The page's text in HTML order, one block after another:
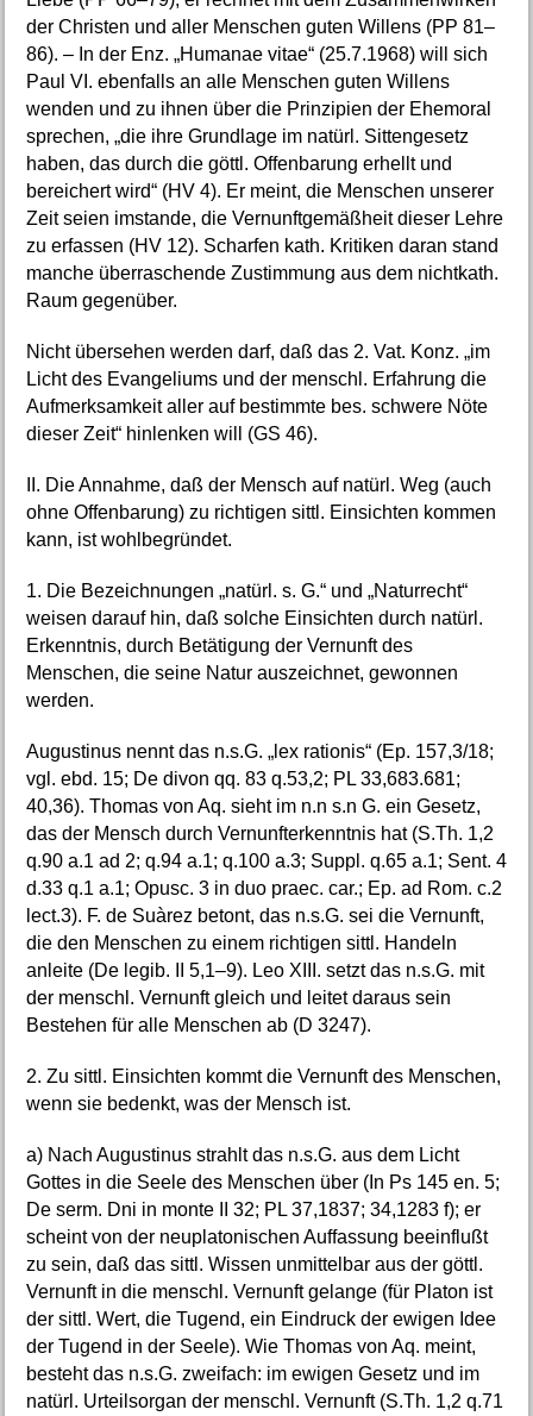
der Christen und aller Menschen guten Willens (PP 81–
86). – In der Enz. „Humanae vitae“ (25.7.1968) will sich
Paul VI. ebenfalls an alle Menschen guten Willens
wenden und zu ihnen über die Prinzipien der Ehemoral
sprechen, „die ihre Grundlage im natürl. Sittengesetz
haben, das durch die göttl. Offenbarung erhellt und
bereichert wird“ (HV 4). Er meint, die Menschen unserer
Zeit seien imstande, die Vernunftgemäßheit dieser Lehre
zu erfassen (HV 12). Scharfen kath. Kritiken daran stand
manche überraschende Zustimmung aus dem nichtkath.
Raum gegenüber.
Nicht übersehen werden darf, daß das 2. Vat. Konz. „im
Licht des Evangeliums und der menschl. Erfahrung die
Aufmerksamkeit aller auf bestimmte bes. schwere Nöte
dieser Zeit“ hinlenken will (GS 46).
II. Die Annahme, daß der Mensch auf natürl. Weg (auch
ohne Offenbarung) zu richtigen sittl. Einsichten kommen
kann, ist wohlbegründet.
1. Die Bezeichnungen „natürl. s. G.“ und „Naturrecht“
weisen darauf hin, daß solche Einsichten durch natürl.
Erkenntnis, durch Betätigung der Vernunft des
Menschen, die seine Natur auszeichnet, gewonnen
werden.
Augustinus nennt das n.s.G. „lex rationis“ (Ep. 157,3/18;
vgl. ebd. 15; De divon qq. 83 q.53,2; PL 33,683.681;
40,36). Thomas von Aq. sieht im n.n s.n G. ein Gesetz,
das der Mensch durch Vernunfterkenntnis hat (S.Th. 1,2
q.90 a.1 ad 2; q.94 a.1; q.100 a.3; Suppl. q.65 a.1; Sent. 4
d.33 q.1 a.1; Opusc. 3 in duo praec. car.; Ep. ad Rom. c.2
lect.3). F. de Suàrez betont, das n.s.G. sei die Vernunft,
die den Menschen zu einem richtigen sittl. Handeln
anleite (De legib. II 5,1–9). Leo XIII. setzt das n.s.G. mit
der menschl. Vernunft gleich und leitet daraus sein
Bestehen für alle Menschen ab (D 3247).
2. Zu sittl. Einsichten kommt die Vernunft des Menschen,
wenn sie bedenkt, was der Mensch ist.
a) Nach Augustinus strahlt das n.s.G. aus dem Licht
Gottes in die Seele des Menschen über (In Ps 145 en. 5;
De serm. Dni in monte II 32; PL 37,1837; 34,1283 f); er
scheint von der neuplatonischen Auffassung beeinflußt
zu sein, daß das sittl. Wissen unmittelbar aus der göttl.
Vernunft in die menschl. Vernunft gelange (für Platon ist
der sittl. Wert, die Tugend, ein Eindruck der ewigen Idee
der Tugend in der Seele). Wie Thomas von Aq. meint,
besteht das n.s.G. zweifach: im ewigen Gesetz und im
natürl. Urteilsorgan der menschl. Vernunft (S.Th. 1,2 q.71